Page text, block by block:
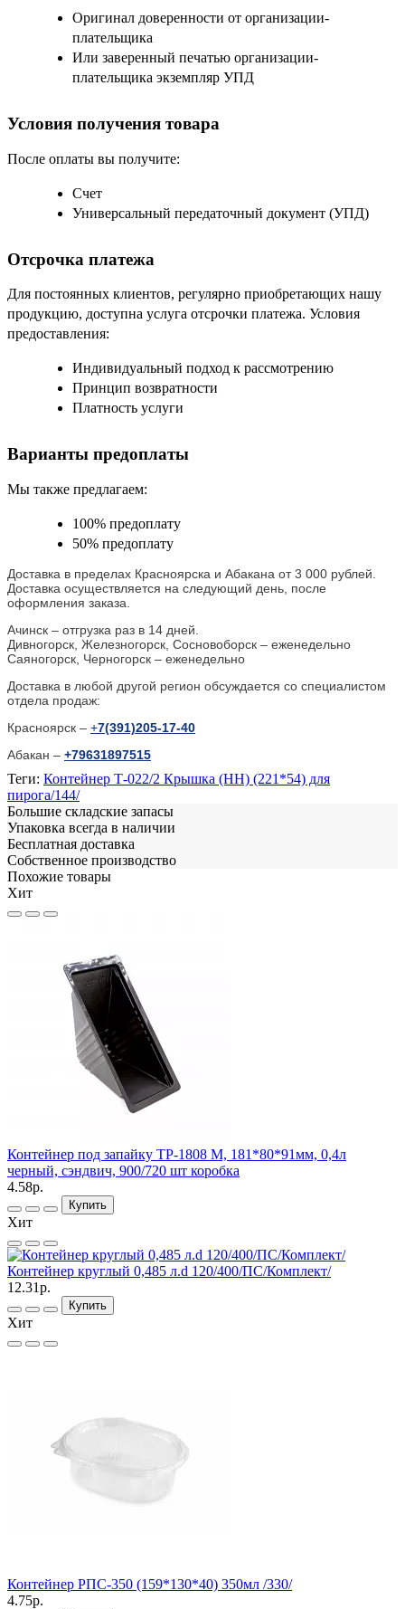
Оригинал доверенности от организации-
плательщика
Или заверенный печатью организации-
плательщика экземпляр УПД
Условия получения товара
После оплаты вы получите:
Счет
Универсальный передаточный документ (УПД)
Отсрочка платежа
Для постоянных клиентов, регулярно приобретающих нашу
продукцию, доступна услуга отсрочки платежа. Условия
предоставления:
Индивидуальный подход к рассмотрению
Принцип возвратности
Платность услуги
Варианты предоплаты
Мы также предлагаем:
100% предоплату
50% предоплату
Доставка в пределах Красноярска и Абакана от 3 000 рублей.
Доставка осуществляется на следующий день, после
оформления заказа.
Ачинск – отгрузка раз в 14 дней.
Дивногорск, Железногорск, Сосновоборск – еженедельно
Саяногорск, Черногорск – еженедельно
Доставка в любой другой регион обсуждается со специалистом
отдела продаж:
Красноярск – +7(391)205-17-40
Абакан – +79631897515
Теги: Контейнер Т-022/2 Крышка (НН) (221*54) для
пирога/144/
Большие складские запасы
Упаковка всегда в наличии
Бесплатная доставка
Собственное производство
Похожие товары
Хит
Контейнер под запайку ТР-1808 М, 181*80*91мм, 0,4л
черный, сэндвич, 900/720 шт коробка
4.58р.
Купить
Хит
Контейнер круглый 0,485 л.d 120/400/ПС/Комплект/
12.31р.
Купить
Хит
Контейнер РПС-350 (159*130*40) 350мл /330/
4.75р.